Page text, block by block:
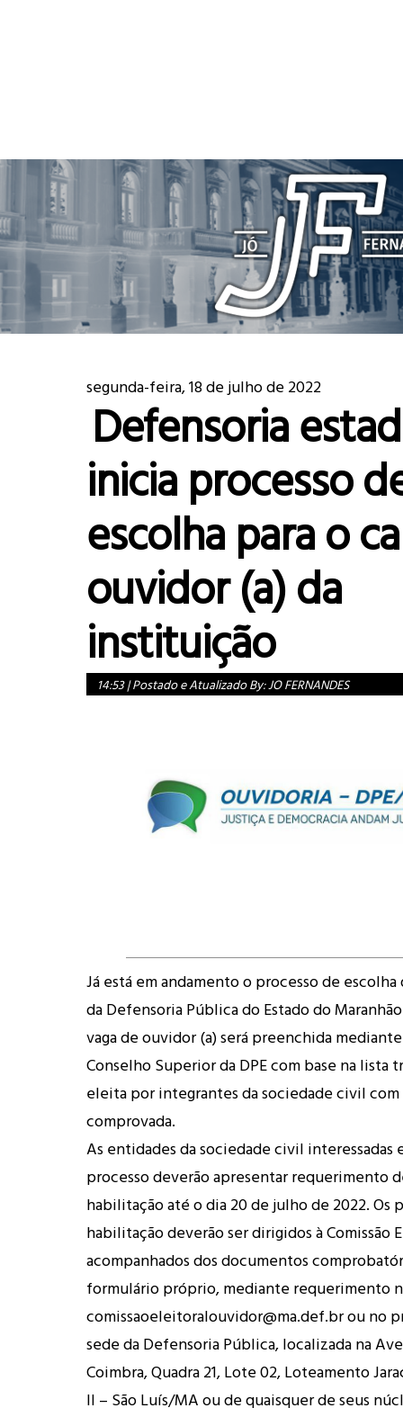
segunda-feira, 18 de julho de 2022
Defensoria
inicia processo
escolha para o
ouvidor (a) da
instituição
14:53|Postado e Atualizado By:JO FERNANDES
Já está em andamento o processo de
da Defensoria Pública do Estado do
vaga de ouvidor (a) será preenchida
Conselho Superior da DPE com base na lista
eleita por integrantes da sociedade civil com
comprovada.
As entidades da sociedade civil interessadas
processo deverão apresentar requerimento
habilitação até o dia 20 de julho de 2022. Os
habilitação deverão ser dirigidos à Comissão
acompanhados dos documentos
formulário próprio, mediante requerimento
comissaoeleitoralouvidor@ma.def.br ou no
sede da Defensoria Pública, localizada na
Coimbra, Quadra 21, Lote 02, Loteamento
II – São Luís/MA ou de quaisquer de seus